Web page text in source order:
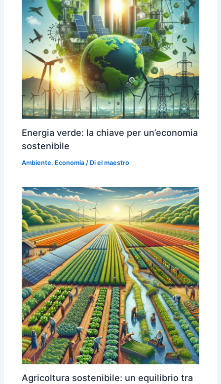
Energia verde: la chiave per un’economia
sostenibile
Ambiente, Economia / Diel maestro
Agricoltura sostenibile: un equilibrio tra